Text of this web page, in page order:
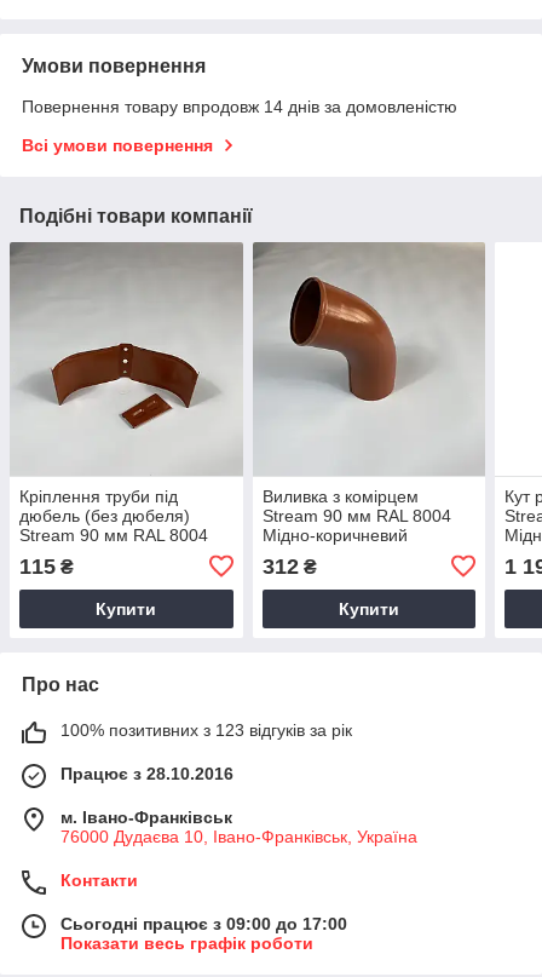
Умови повернення
Повернення товару впродовж 14 днів за домовленістю
Всі умови повернення
Подібні товари компанії
Кріплення труби під
дюбель (без дюбеля)
Stream 90 мм RAL 8004
черепично цегляний
115 ₴
Купити
Виливка з комірцем
Stream 90 мм RAL 8004
Мідно-коричневий
312₴
Купити
Кут
1
Про нас
100% позитивних з 123 відгуків за рік
Працює з 28.10.2016
м. Івано-Франківськ
76000 Дудаєва 10, Івано-Франківськ, Україна
Контакти
Сьогодні працює з 09:00 до 17:00
Показати весь графік роботи